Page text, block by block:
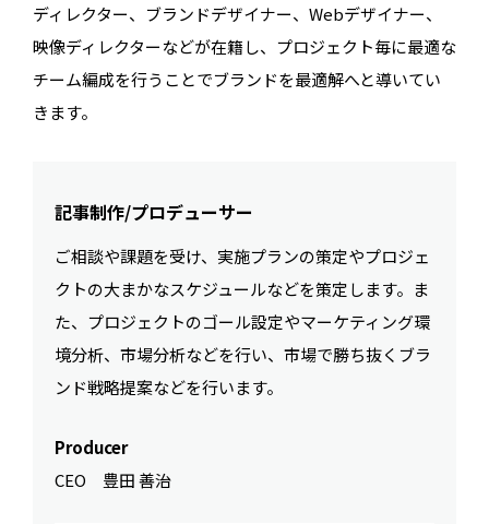
ディレクター、ブランドデザイナー、Webデザイナー、
映像ディレクターなどが在籍し、プロジェクト毎に最適な
チーム編成を行うことでブランドを最適解へと導いてい
きます。
記事制作/プロデューサー
ご相談や課題を受け、実施プランの策定やプロジェ
クトの大まかなスケジュールなどを策定します。ま
た、プロジェクトのゴール設定やマーケティング環
境分析、市場分析などを行い、市場で勝ち抜くブラ
ンド戦略提案などを行います。
Producer
CEO 豊田 善治